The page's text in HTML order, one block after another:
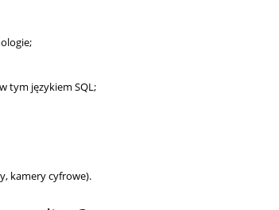
tym językiem SQL;
kamery cyfrowe).